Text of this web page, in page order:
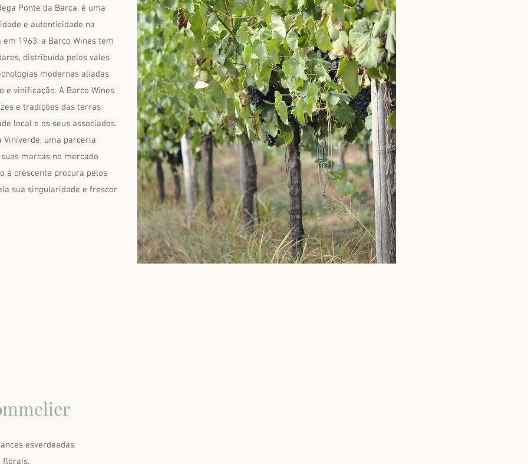
Ponte da Barca, é uma
e autenticidade na
em 1963, a Barco Wines tem
distribuída pelos vales
modernas aliadas
e vinificação. A Barco Wines
e tradições das terras
local e os seus associados.
Viniverde, uma parceria
marcas no mercado
à crescente procura pelos
sua singularidade e frescor
esverdeadas.
florais.